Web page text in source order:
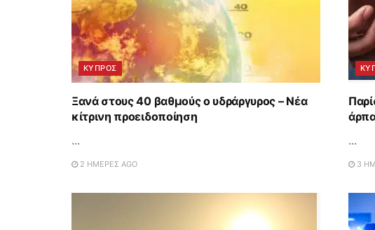
ΚΥΠΡΟΣ
Ξανά στους 40 βαθμούς ο υδράργυρος – Νέα
κίτρινη προειδοποίηση
...
2 ΗΜΈΡΕΣ AGO
...
3